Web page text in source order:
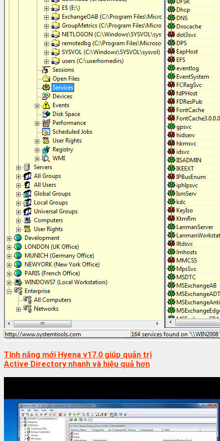
Tính năng mới Hyena v17.0 giúp quản trị
Active Directory nhanh và hiệu quả hơn